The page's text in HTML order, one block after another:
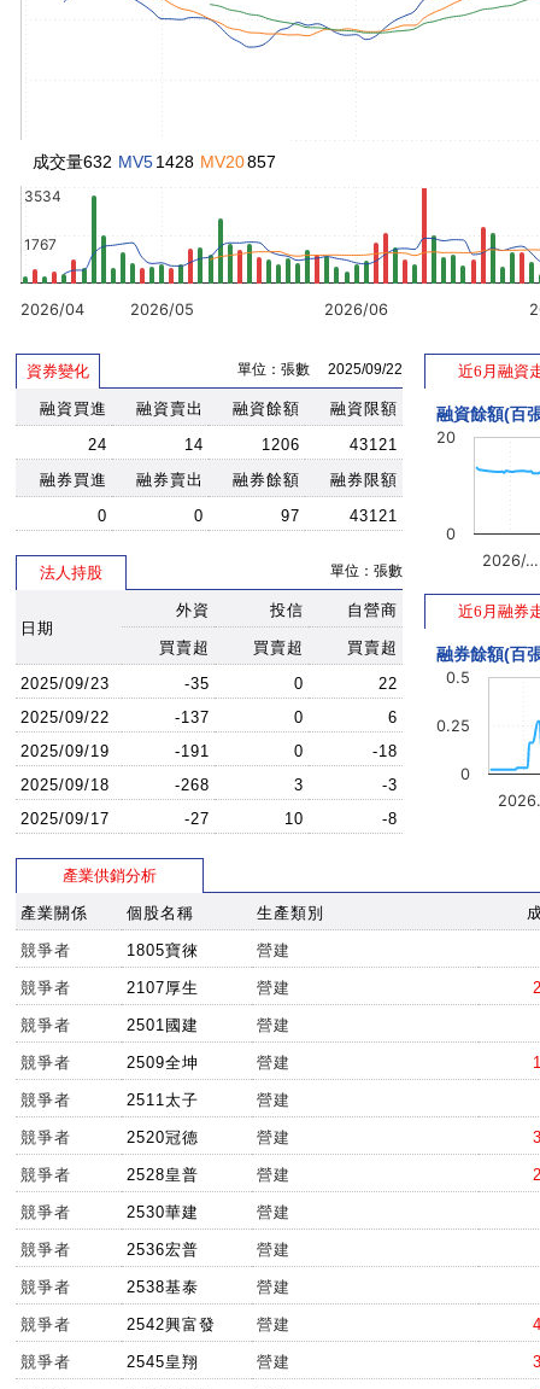
2026/04 2026/05 2026/06
1767
3534
成交量632 MV51428 MV20857
資券變化 單位：張數 2025/09/22
融資買進 融資賣出 融資餘額
融資限額
24
14 1206
43121
融券買進
融券賣出 融券餘額
融券限額
0
0 97 43121
法人持股 單位：張數
日期
外資 投信 自營商
買賣超 買賣超
買賣超
2025/09/23
-35 0
22
2025/09/22
-137 0
6
2025/09/19
-191 0
-18
2025/09/18
-268 3
-3
2025/09/17
-27 10 -8
近6月融資
融資餘額(百
2026/…
0
20
近6月融券
融券餘額(百
0
0.25
0.5
產業供銷分析
產業關係 個股名稱 生產類別
競爭者 1805寶徠 營建
競爭者 2107厚生 營建
競爭者 2501國建 營建
競爭者 2509全坤 營建
競爭者 2511太子 營建
競爭者 2520冠德 營建
競爭者 2528皇普 營建
競爭者 2530華建 營建
競爭者 2536宏普 營建
競爭者 2538基泰 營建
競爭者 2542興富發 營建
競爭者 2545皇翔 營建